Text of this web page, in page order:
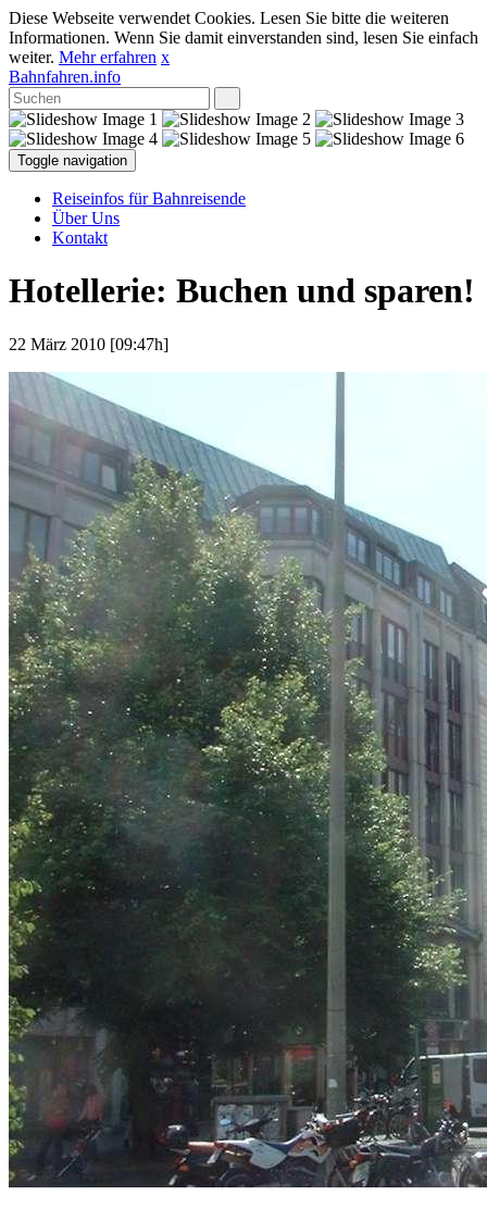
Diese Webseite verwendet Cookies. Lesen Sie bitte die weiteren
Informationen. Wenn Sie damit einverstanden sind, lesen Sie einfach
weiter. Mehr erfahren x
Bahnfahren.info
Toggle navigation
Reiseinfos für Bahnreisende
Über Uns
Kontakt
Hotellerie: Buchen und sparen!
22 März 2010 [09:47h]